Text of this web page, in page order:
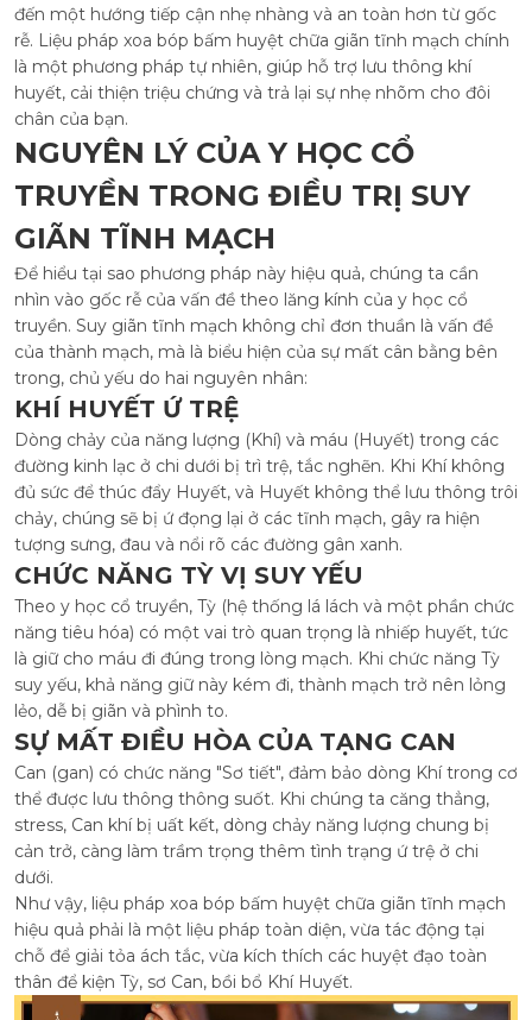
đến một hướng tiếp cận nhẹ nhàng và an toàn hơn từ gốc
rễ. Liệu pháp xoa bóp bấm huyệt chữa giãn tĩnh mạch chính
là một phương pháp tự nhiên, giúp hỗ trợ lưu thông khí
huyết, cải thiện triệu chứng và trả lại sự nhẹ nhõm cho đôi
chân của bạn.
NGUYÊN LÝ CỦA Y HỌC CỔ
TRUYỀN TRONG ĐIỀU TRỊ SUY
GIÃN TĨNH MẠCH
Để hiểu tại sao phương pháp này hiệu quả, chúng ta cần
nhìn vào gốc rễ của vấn đề theo lăng kính của y học cổ
truyền. Suy giãn tĩnh mạch không chỉ đơn thuần là vấn đề
của thành mạch, mà là biểu hiện của sự mất cân bằng bên
trong, chủ yếu do hai nguyên nhân:
KHÍ HUYẾT Ứ TRỆ
Dòng chảy của năng lượng (Khí) và máu (Huyết) trong các
đường kinh lạc ở chi dưới bị trì trệ, tắc nghẽn. Khi Khí không
đủ sức để thúc đẩy Huyết, và Huyết không thể lưu thông trôi
chảy, chúng sẽ bị ứ đọng lại ở các tĩnh mạch, gây ra hiện
tượng sưng, đau và nổi rõ các đường gân xanh.
CHỨC NĂNG TỲ VỊ SUY YẾU
Theo y học cổ truyền, Tỳ (hệ thống lá lách và một phần chức
năng tiêu hóa) có một vai trò quan trọng là nhiếp huyết, tức
là giữ cho máu đi đúng trong lòng mạch. Khi chức năng Tỳ
suy yếu, khả năng giữ này kém đi, thành mạch trở nên lỏng
lẻo, dễ bị giãn và phình to.
SỰ MẤT ĐIỀU HÒA CỦA TẠNG CAN
Can (gan) có chức năng "Sơ tiết", đảm bảo dòng Khí trong cơ
thể được lưu thông thông suốt. Khi chúng ta căng thẳng,
stress, Can khí bị uất kết, dòng chảy năng lượng chung bị
cản trở, càng làm trầm trọng thêm tình trạng ứ trệ ở chi
dưới.
Như vậy, liệu pháp xoa bóp bấm huyệt chữa giãn tĩnh mạch
hiệu quả phải là một liệu pháp toàn diện, vừa tác động tại
chỗ để giải tỏa ách tắc, vừa kích thích các huyệt đạo toàn
thân để kiện Tỳ, sơ Can, bồi bổ Khí Huyết.